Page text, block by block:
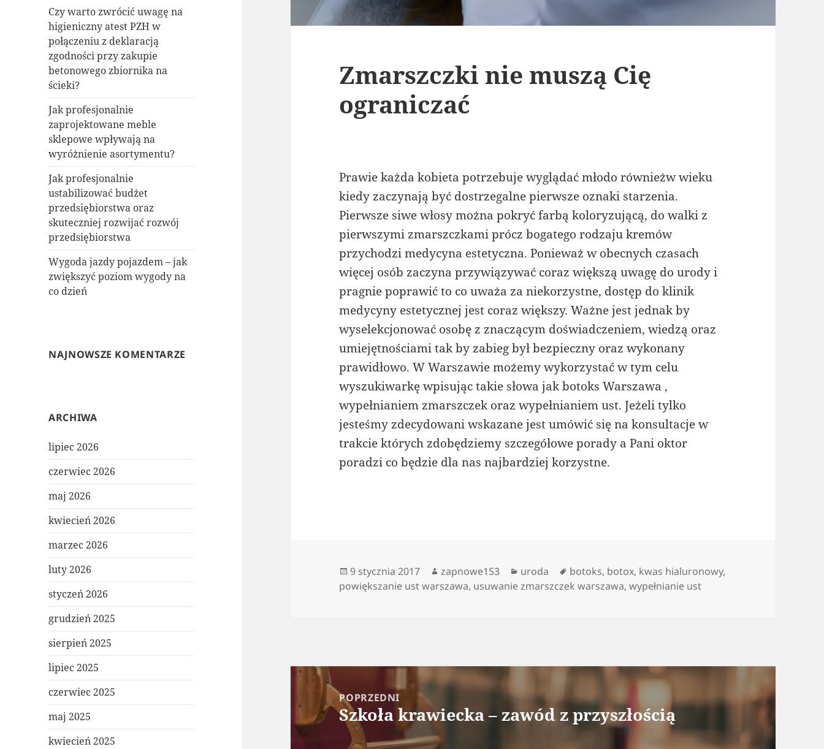
Czy warto zwrócić uwagę na
higieniczny atest PZH w
połączeniu z deklaracją
zgodności przy zakupie
betonowego zbiornika na
ścieki?
Jak profesjonalnie
zaprojektowane meble
sklepowe wpływają na
wyróżnienie asortymentu?
Jak profesjonalnie
ustabilizować budżet
przedsiębiorstwa oraz
skuteczniej rozwijać rozwój
przedsiębiorstwa
Wygoda jazdy pojazdem – jak
zwiększyć poziom wygody na
co dzień
NAJNOWSZE KOMENTARZE
ARCHIWA
lipiec 2026
czerwiec 2026
maj 2026
kwiecień 2026
marzec 2026
luty 2026
styczeń 2026
grudzień 2025
sierpień 2025
lipiec 2025
czerwiec 2025
maj 2025
kwiecień 2025
Zmarszczki nie muszą Cię
ograniczać
Prawie każda kobieta potrzebuje wyglądać młodo równieżw wieku
kiedy zaczynają być dostrzegalne pierwsze oznaki starzenia.
Pierwsze siwe włosy można pokryć farbą koloryzującą, do walki z
pierwszymi zmarszczkami prócz bogatego rodzaju kremów
przychodzi medycyna estetyczna. Ponieważ w obecnych czasach
więcej osób zaczyna przywiązywać coraz większą uwagę do urody i
pragnie poprawić to co uważa za niekorzystne, dostęp do klinik
medycyny estetycznej jest coraz większy. Ważne jest jednak by
wyselekcjonować osobę z znaczącym doświadczeniem, wiedzą oraz
umiejętnościami tak by zabieg był bezpieczny oraz wykonany
prawidłowo. W Warszawie możemy wykorzystać w tym celu
wyszukiwarkę wpisując takie słowa jak botoks Warszawa ,
wypełnianiem zmarszczek oraz wypełnianiem ust. Jeżeli tylko
jesteśmy zdecydowani wskazane jest umówić się na konsultacje w
trakcie których zdobędziemy szczegółowe porady a Pani oktor
poradzi co będzie dla nas najbardziej korzystne.
Data
publikacji
9 stycznia 2017 Autor
zapnowe153 Kategorie
uroda Tagi
botoks, botox, kwas hialuronowy,
powiększanie ust warszawa, usuwanie zmarszczek warszawa,wypełnianie ust
Nawigacja
wpisu
POPRZEDNI
Poprzedni
wpis:
Szkoła krawiecka – zawód z przyszłością